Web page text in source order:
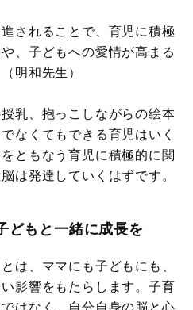
されることで、育児に積極
、子どもへの愛情が高まる
明和先生）
乳、抱っこしながらの絵本
なくてもできる育児はいく
ともなう育児に積極的に関
は発達していくはずです。
どもと一緒に成長を
は、ママにも子どもにも、
影響をもたらします。子育